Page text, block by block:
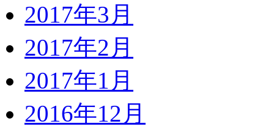
2017年3月
2017年2月
2017年1月
2016年12月